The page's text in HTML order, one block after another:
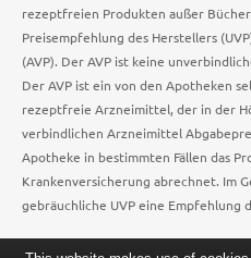
rezeptfreien Produkten außer
Preisempfehlung des Herstellers
(AVP). Der AVP ist keine
Der AVP ist ein von den Apotheken
rezeptfreie Arzneimittel, der in der
verbindlichen Arzneimittel
Apotheke in bestimmten Fällen das
Krankenversicherung abrechnet. Im
gebräuchliche UVP eine Empfehlung